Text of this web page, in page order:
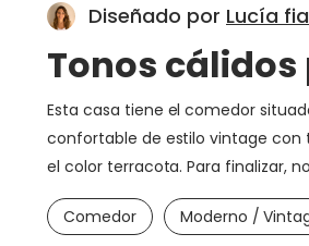
Diseñado por Lucía
Tonos
Esta casa tiene el comedor
confortable de estilo vintage con
el color terracota. Para finalizar,
Comedor Moderno /